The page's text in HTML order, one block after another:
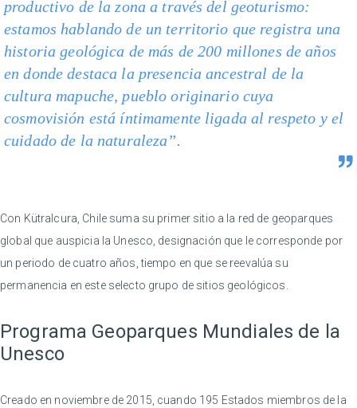
productivo de la zona a través del geoturismo:
estamos hablando de un territorio que registra una
historia geológica de más de 200 millones de años
en donde destaca la presencia ancestral de la
cultura mapuche, pueblo originario cuya
cosmovisión está íntimamente ligada al respeto y el
cuidado de la naturaleza”.
Con Kütralcura, Chile suma su primer sitio a la red de geoparques
global que auspicia la Unesco, designación que le corresponde por
un periodo de cuatro años, tiempo en que se reevalúa su
permanencia en este selecto grupo de sitios geológicos.
Programa Geoparques Mundiales de la
Unesco
Creado en noviembre de 2015, cuando 195 Estados miembros de la